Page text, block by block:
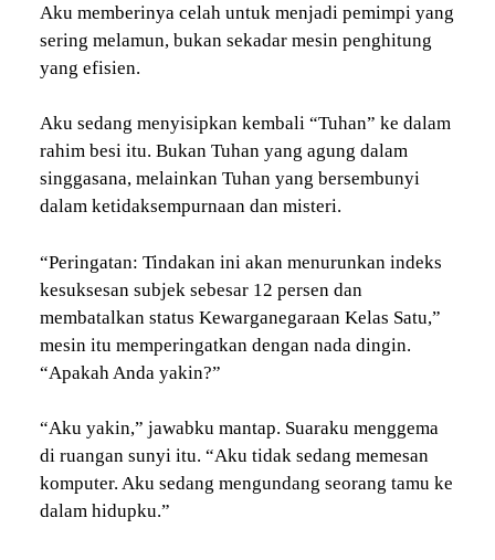
Aku memberinya celah untuk menjadi pemimpi yang
sering melamun, bukan sekadar mesin penghitung
yang efisien.
Aku sedang menyisipkan kembali “Tuhan” ke dalam
rahim besi itu. Bukan Tuhan yang agung dalam
singgasana, melainkan Tuhan yang bersembunyi
dalam ketidaksempurnaan dan misteri.
“Peringatan: Tindakan ini akan menurunkan indeks
kesuksesan subjek sebesar 12 persen dan
membatalkan status Kewarganegaraan Kelas Satu,”
mesin itu memperingatkan dengan nada dingin.
“Apakah Anda yakin?”
“Aku yakin,” jawabku mantap. Suaraku menggema
di ruangan sunyi itu. “Aku tidak sedang memesan
komputer. Aku sedang mengundang seorang tamu ke
dalam hidupku.”